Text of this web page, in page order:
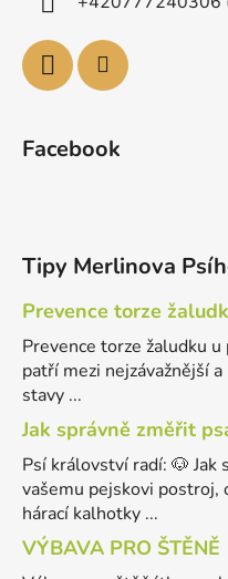
Facebook
Tipy Merlinova
Prevence torze
Prevence torze žaludku
patří mezi nejzávažnější
stavy ...
Jak správně změřit
Psí království radí: 🐶 Jak
vašemu pejskovi postroj,
hárací kalhotky ...
VÝBAVA PRO ŠTĚNĚ